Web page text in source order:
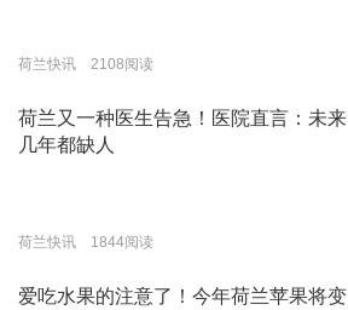
荷兰快讯 2108阅读
荷兰又一种医生告急！医院直言：未来
几年都缺人
荷兰快讯 1844阅读
爱吃水果的注意了！今年荷兰苹果将变